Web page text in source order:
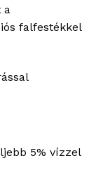
a
falfestékkel
5% vízzel